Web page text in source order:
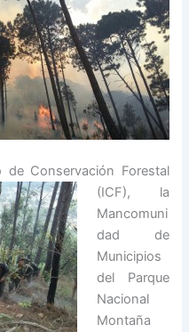
Conservación Forestal
(ICF), la
Mancomuni
dad de
Municipios
del Parque
Nacional
Montaña